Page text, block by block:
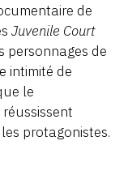
de
Juvenile Court
personnages de
intimité de
le
protagonistes.